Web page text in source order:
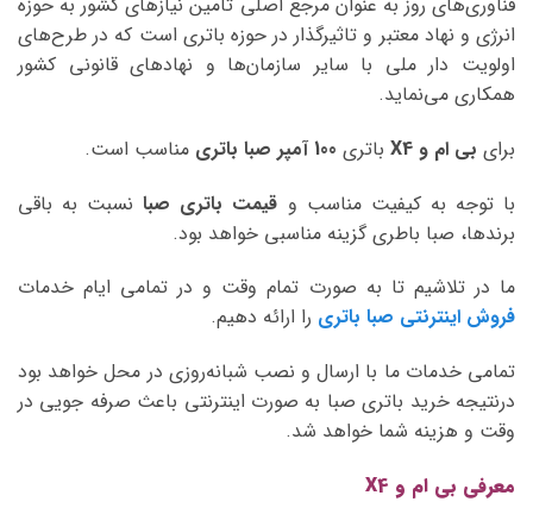
انرژی و نهاد معتبر و تاثیرگذار در حوزه باتری است که در طرح‌های
اولویت دار ملی با سایر سازمان‌ها و نهادهای قانونی کشور
همکاری می‌نماید.
برای بی ام و X4 باتری باتری مناسب است.
با توجه به کیفیت مناسب و قیمت باتری صبانسبت به باقی
برندها، صبا باطری گزینه مناسبی خواهد بود.
ما در تلاشیم تا به صورت تمام وقت و در تمامی ایام خدمات
فروش اینترنتی صبا باتری را ارائه دهیم.
تمامی خدمات ما با ارسال و نصب شبانه‌روزی در محل خواهد بود
درنتیجه خرید باتری صبا به صورت اینترنتی باعث صرفه جویی در
وقت و هزینه شما خواهد شد.
معرفی بی ام و X4